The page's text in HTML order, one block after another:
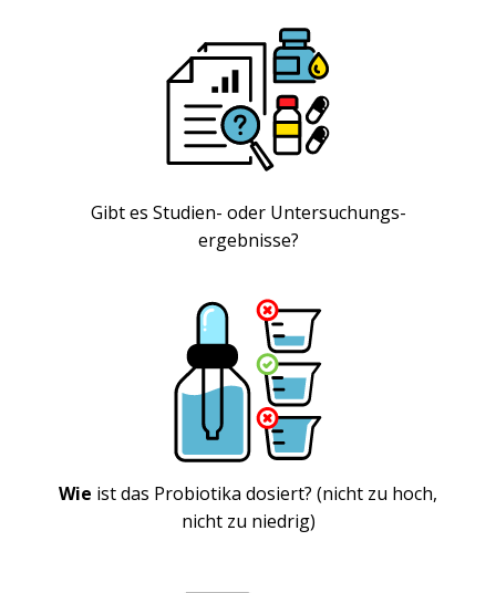
Gibt es Studien- oder Untersuchungs-
ergebnisse?
Wie ist das Probiotika dosiert? (nicht zu hoch,
nicht zu niedrig)